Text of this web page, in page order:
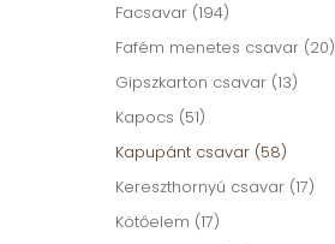
Facsavar (194)
Fafém menetes csavar (20)
Gipszkarton csavar (13)
Kapocs (51)
Kapupánt csavar (58)
Kereszthornyú csavar (17)
Kötőelem (17)